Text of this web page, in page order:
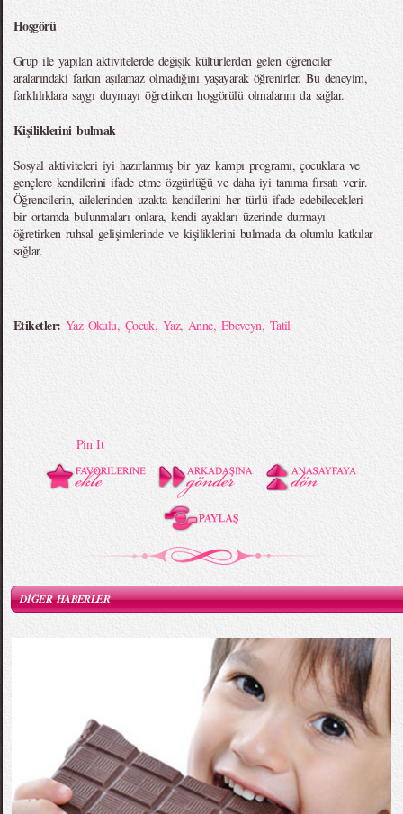
Hoşgörü
Grup ile yapılan aktivitelerde değişik kültürlerden gelen öğrenciler
aralarındaki farkın aşılamaz olmadığını yaşayarak öğrenirler. Bu deneyim,
farklılıklara saygı duymayı öğretirken hoşgörülü olmalarını da sağlar.
Kişiliklerini bulmak
Sosyal aktiviteleri iyi hazırlanmış bir yaz kampı programı, çocuklara ve
gençlere kendilerini ifade etme özgürlüğü ve daha iyi tanıma fırsatı verir.
Öğrencilerin, ailelerinden uzakta kendilerini her türlü ifade edebilecekleri
bir ortamda bulunmaları onlara, kendi ayakları üzerinde durmayı
öğretirken ruhsal gelişimlerinde ve kişiliklerini bulmada da olumlu katkılar
sağlar.
Etiketler: Yaz Okulu, Çocuk, Yaz,Anne, Ebeveyn, Tatil
Pin It
DİĞER HABERLER